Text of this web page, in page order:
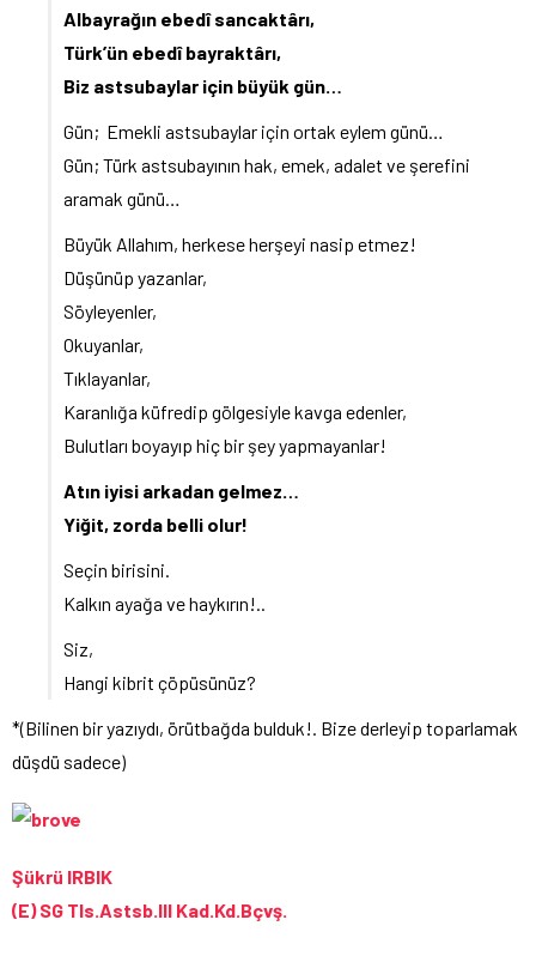
Albayrağın ebedî sancaktârı,
Türk’ün ebedî bayraktârı,
Biz astsubaylar için büyük gün…
Gün; Emekli astsubaylar için ortak eylem günü…
Gün; Türk astsubayının hak, emek, adalet ve şerefini
aramak günü…
Büyük Allahım, herkese herşeyi nasip etmez!
Düşünüp yazanlar,
Söyleyenler,
Okuyanlar,
Tıklayanlar,
Karanlığa küfredip gölgesiyle kavga edenler,
Bulutları boyayıp hiç bir şey yapmayanlar!
Atın iyisi arkadan gelmez…
Yiğit, zorda belli olur!
Seçin birisini.
Kalkın ayağa ve haykırın!..
Siz,
Hangi kibrit çöpüsünüz?
*(Bilinen bir yazıydı, örütbağda bulduk!. Bize derleyip toparlamak
düşdü sadece)
Şükrü IRBIK
(E) SG Tls.Astsb.III Kad.Kd.Bçvş.